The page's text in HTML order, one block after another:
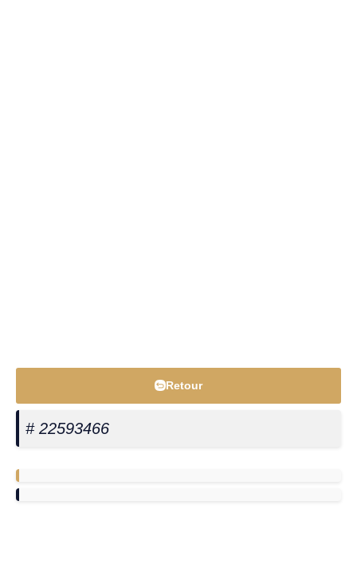
Retour
# 22593466